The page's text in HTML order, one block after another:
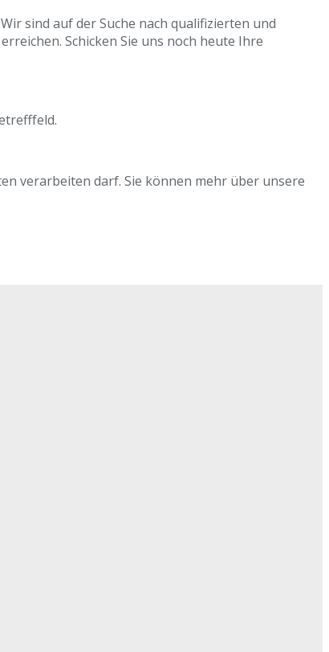
sind auf der Suche nach qualifizierten und
Schicken Sie uns noch heute Ihre
verarbeiten darf. Sie können mehr über unsere